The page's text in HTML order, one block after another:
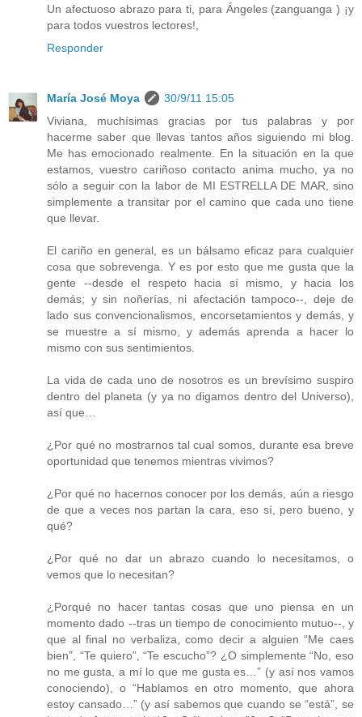
Un afectuoso abrazo para ti, para Ángeles (zanguanga ) ¡y
para todos vuestros lectores!,
Responder
María José Moya
30/9/11 15:05
Viviana, muchísimas gracias por tus palabras y por
hacerme saber que llevas tantos años siguiendo mi blog.
Me has emocionado realmente. En la situación en la que
estamos, vuestro cariñoso contacto anima mucho, ya no
sólo a seguir con la labor de MI ESTRELLA DE MAR, sino
simplemente a transitar por el camino que cada uno tiene
que llevar.
El cariño en general, es un bálsamo eficaz para cualquier
cosa que sobrevenga. Y es por esto que me gusta que la
gente --desde el respeto hacia sí mismo, y hacia los
demás; y sin noñerías, ni afectación tampoco--, deje de
lado sus convencionalismos, encorsetamientos y demás, y
se muestre a sí mismo, y además aprenda a hacer lo
mismo con sus sentimientos.
La vida de cada uno de nosotros es un brevísimo suspiro
dentro del planeta (y ya no digamos dentro del Universo),
así que…
¿Por qué no mostrarnos tal cual somos, durante esa breve
oportunidad que tenemos mientras vivimos?
¿Por qué no hacernos conocer por los demás, aún a riesgo
de que a veces nos partan la cara, eso sí, pero bueno, y
qué?
¿Por qué no dar un abrazo cuando lo necesitamos, o
vemos que lo necesitan?
¿Porqué no hacer tantas cosas que uno piensa en un
momento dado --tras un tiempo de conocimiento mutuo--, y
que al final no verbaliza, como decir a alguien “Me caes
bien”, “Te quiero”, “Te escucho”? ¿O simplemente “No, eso
no me gusta, a mí lo que me gusta es…” (y así nos vamos
conociendo), o “Hablamos en otro momento, que ahora
estoy cansado…” (y así sabemos que cuando se “está”, se